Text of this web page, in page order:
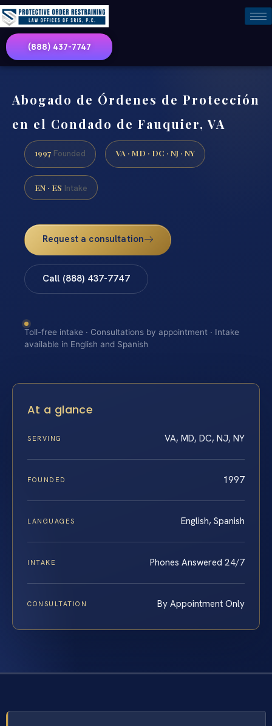
(888) 437-7747
Abogado de Órdenes de Protección
en el Condado de Fauquier, VA
1997 Founded VA · MD · DC · NJ · NY
EN · ES Intake
Request a consultation
Call (888) 437-7747
Toll-free intake · Consultations by appointment · Intake
available in English and Spanish
At a glance
SERVING VA, MD, DC, NJ, NY
FOUNDED 1997
LANGUAGES English, Spanish
INTAKE Phones Answered 24/7
CONSULTATION By Appointment Only